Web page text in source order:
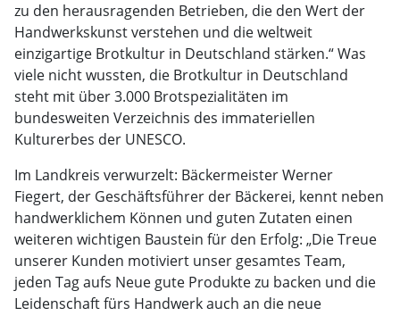
zu den herausragenden Betrieben, die den Wert der
Handwerkskunst verstehen und die weltweit
einzigartige Brotkultur in Deutschland stärken.“ Was
viele nicht wussten, die Brotkultur in Deutschland
steht mit über 3.000 Brotspezialitäten im
bundesweiten Verzeichnis des immateriellen
Kulturerbes der UNESCO.
Im Landkreis verwurzelt: Bäckermeister Werner
Fiegert, der Geschäftsführer der Bäckerei, kennt neben
handwerklichem Können und guten Zutaten einen
weiteren wichtigen Baustein für den Erfolg: „Die Treue
unserer Kunden motiviert unser gesamtes Team,
jeden Tag aufs Neue gute Produkte zu backen und die
Leidenschaft fürs Handwerk auch an die neue